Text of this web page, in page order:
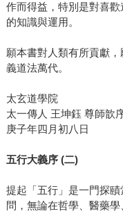
作而得益，特別是對喜
的知識與運用。
願本書對人類有所貢獻
義道法萬代。
太玄道學院
太一傳人 王坤鈺 尊師歆
庚子年四月初八日
五行大義序 (二)
提起「五行」是一門探
問，無論在哲學、醫藥